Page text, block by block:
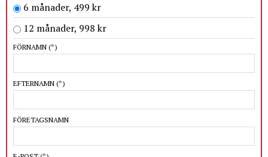
6 månader, 499 kr
12 månader, 998 kr
FÖRNAMN (*)
EFTERNAMN (*)
FÖRETAGSNAMN